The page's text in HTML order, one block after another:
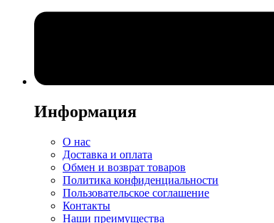
Информация
О нас
Доставка и оплата
Обмен и возврат товаров
Политика конфиденциальности
Пользовательское соглашение
Контакты
Наши преимущества